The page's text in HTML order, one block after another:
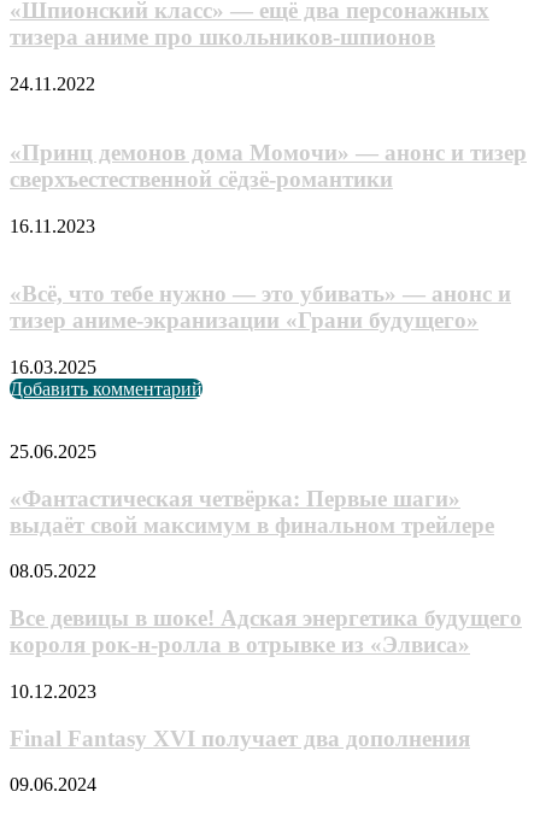
«Шпионский класс» — ещё два персонажных
тизера аниме про школьников-шпионов
24.11.2022
«Принц демонов дома Момочи» — анонс и тизер
сверхъестественной сёдзё-романтики
16.11.2023
«Всё, что тебе нужно — это убивать» — анонс и
тизер аниме-экранизации «Грани будущего»
16.03.2025
Добавить комментарий
«Фантастическая
Первые
шаги»
выдаёт
максимум
финальном
трейлере
25.06.2025
«Фантастическая четвёрка: Первые шаги»
выдаёт свой максимум в финальном трейлере
Все
в
шоке!
Адская
будущего
рок-
ролла
08.05.2022
Все девицы в шоке! Адская энергетика будущего
короля рок-н-ролла в отрывке из «Элвиса»
Final
XVI
получает
два
10.12.2023
Final Fantasy XVI получает два дополнения
Metal
09.06.2024